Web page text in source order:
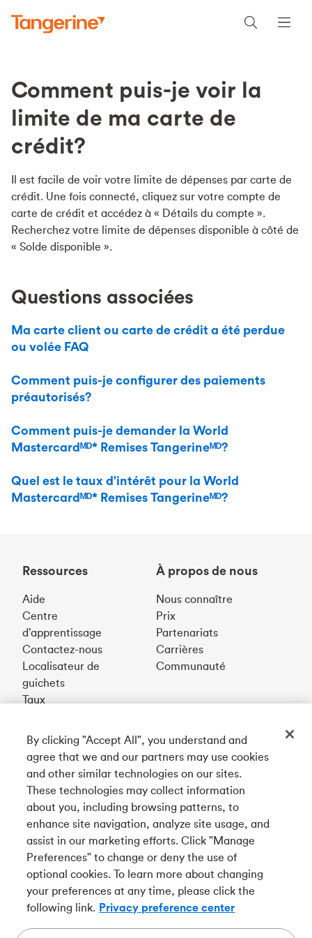
Comment puis-je voir la
limite de ma carte de
crédit?
Il est facile de voir votre limite de dépenses par carte de
crédit. Une fois connecté, cliquez sur votre compte de
carte de crédit et accédez à « Détails du compte ».
Recherchez votre limite de dépenses disponible à côté de
« Solde disponible ».
Questions associées
Ma carte client ou carte de crédit a été perdue
ou volée FAQ
Comment puis-je configurer des paiements
préautorisés?
Comment puis-je demander la World
Mastercardᴹᴰ* Remises Tangerineᴹᴰ?
Quel est le taux d'intérêt pour la World
Mastercardᴹᴰ* Remises Tangerineᴹᴰ?
Ressources
Aide
Centre
d’apprentissage
Contactez-nous
Localisateur de
guichets
Taux
À propos de nous
Nous connaître
Prix
Partenariats
Carrières
Communauté
English
Téléchargez notre appli
Connectez-vous avec nous
Tangerine est le nom commercial de la Banque Tangerine,
une filiale en propriété exclusive de La Banque de
Nouvelle-Écosse etmembre à part entière de la SADC
By clicking "Accept All", you understand and
agree that we and our partners may use cookies
and other similar technologies on our sites.
These technologies may collect information
about you, including browsing patterns, to
enhance site navigation, analyze site usage, and
assist in our marketing efforts. Click "Manage
Preferences" to change or deny the use of
optional cookies. To learn more about changing
your preferences at any time, please click the
following link. Privacy preference center